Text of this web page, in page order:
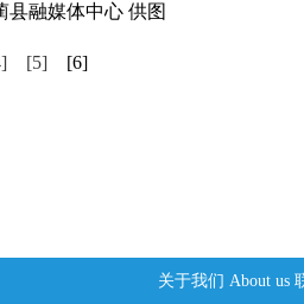
融媒体中心 供图
[5] [6]
关于我们 About us